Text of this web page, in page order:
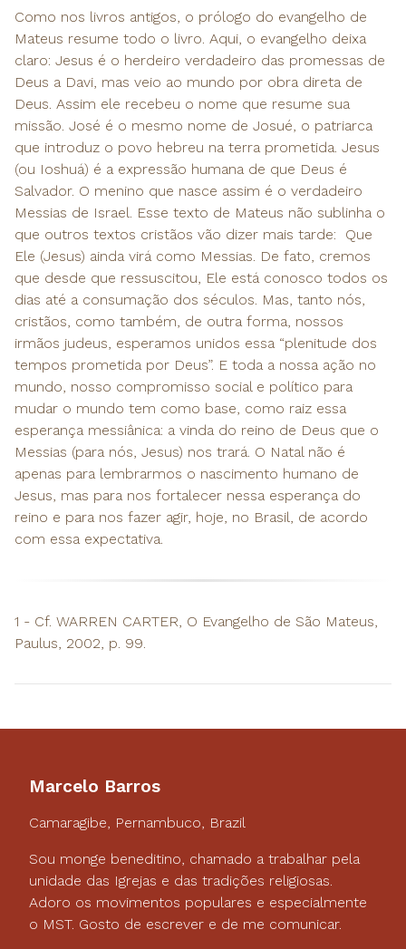
Como nos livros antigos, o prólogo do evangelho de
Mateus resume todo o livro. Aqui, o evangelho deixa
claro: Jesus é o herdeiro verdadeiro das promessas de
Deus a Davi, mas veio ao mundo por obra direta de
Deus. Assim ele recebeu o nome que resume sua
missão. José é o mesmo nome de Josué, o patriarca
que introduz o povo hebreu na terra prometida. Jesus
(ou Ioshuá) é a expressão humana de que Deus é
Salvador. O menino que nasce assim é o verdadeiro
Messias de Israel. Esse texto de Mateus não sublinha o
que outros textos cristãos vão dizer mais tarde: Que
Ele (Jesus) ainda virá como Messias. De fato, cremos
que desde que ressuscitou, Ele está conosco todos os
dias até a consumação dos séculos. Mas, tanto nós,
cristãos, como também, de outra forma, nossos
irmãos judeus, esperamos unidos essa “plenitude dos
tempos prometida por Deus”. E toda a nossa ação no
mundo, nosso compromisso social e político para
mudar o mundo tem como base, como raiz essa
esperança messiânica: a vinda do reino de Deus que o
Messias (para nós, Jesus) nos trará. O Natal não é
apenas para lembrarmos o nascimento humano de
Jesus, mas para nos fortalecer nessa esperança do
reino e para nos fazer agir, hoje, no Brasil, de acordo
com essa expectativa.
1 - Cf. WARREN CARTER, O Evangelho de São Mateus,
Paulus, 2002, p. 99.
Marcelo Barros
Camaragibe, Pernambuco, Brazil
Sou monge beneditino, chamado a trabalhar pela
unidade das Igrejas e das tradições religiosas.
Adoro os movimentos populares e especialmente
o MST. Gosto de escrever e de me comunicar.